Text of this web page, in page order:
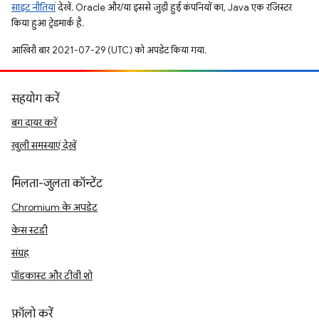
साइट नीतियांदेखें. Oracle और/या इससे जुड़ी हुई कंपनियों का, Java एक रजिस्टर
किया हुआ ट्रेडमार्क है.
आखिरी बार 2021-07-29 (UTC) को अपडेट किया गया.
सहयोग करें
बग दायर करें
खुली समस्याएं देखें
मिलता-जुलता कॉन्टेंट
Chromium के अपडेट
केस स्टडी
संग्रह
पॉडकास्ट और टीवी शो
फ़ॉलो करें